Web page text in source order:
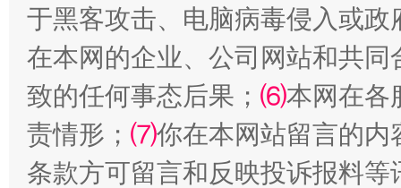
阿坝州三大球赛在茂县开幕 规模
于黑客攻击、电脑病毒侵入或
在本网的企业、公司网站和共
致的任何事态后果； ⑹本网在各
责情形； ⑺你在本网站留言的内
条款方可留言和反映投诉报料